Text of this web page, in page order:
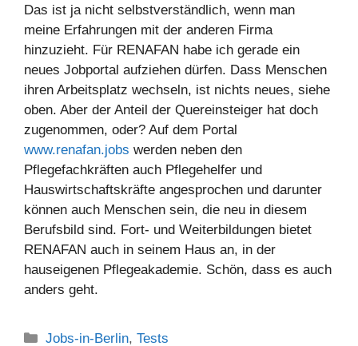
Das ist ja nicht selbstverständlich, wenn man
meine Erfahrungen mit der anderen Firma
hinzuzieht. Für RENAFAN habe ich gerade ein
neues Jobportal aufziehen dürfen. Dass Menschen
ihren Arbeitsplatz wechseln, ist nichts neues, siehe
oben. Aber der Anteil der Quereinsteiger hat doch
zugenommen, oder? Auf dem Portal
www.renafan.jobs werden neben den
Pflegefachkräften auch Pflegehelfer und
Hauswirtschaftskräfte angesprochen und darunter
können auch Menschen sein, die neu in diesem
Berufsbild sind. Fort- und Weiterbildungen bietet
RENAFAN auch in seinem Haus an, in der
hauseigenen Pflegeakademie. Schön, dass es auch
anders geht.
Jobs-in-Berlin,Tests